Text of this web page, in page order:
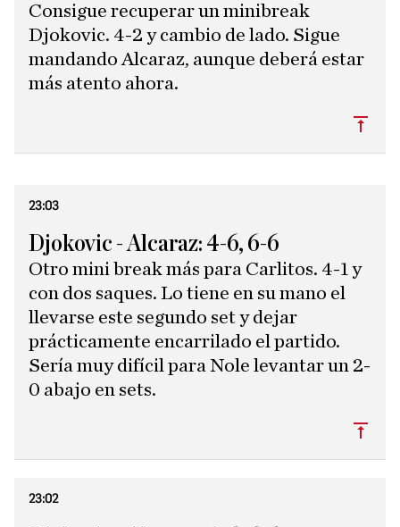
Consigue recuperar un minibreak
Djokovic. 4-2 y cambio de lado. Sigue
mandando Alcaraz, aunque deberá estar
más atento ahora.
23:03
Djokovic - Alcaraz: 4-6, 6-6
Otro mini break más para Carlitos. 4-1 y
con dos saques. Lo tiene en su mano el
llevarse este segundo set y dejar
prácticamente encarrilado el partido.
Sería muy difícil para Nole levantar un 2-
0 abajo en sets.
23:02